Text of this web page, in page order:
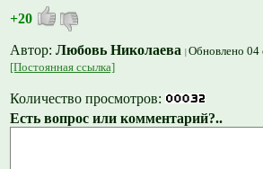
+20
Автор:Любовь Николаева Обновлено 04
[Постоянная ссылка]
Количество просмотров:
Есть вопрос или комментарий?..